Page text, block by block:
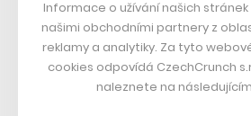
procent dotázaných ukrajinských
češtiny. Tamařiny i Sašovy děti se
ani jeden nezmiňuje, že by s tím
s výukou českého jazyka ale i tak
Informace o užívání našich
našimi obchodními partnery z
reklamy a analytiky. Za tyto
cookies odpovídá CzechCrunch
naleznete na následujícím